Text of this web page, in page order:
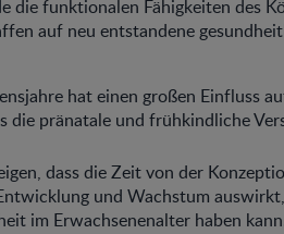
die funktionalen Fähigkeiten des
auf neu entstandene
hat einen großen Einfluss
die pränatale und frühkindliche
dass die Zeit von der
und Wachstum
im Erwachsenenalter haben